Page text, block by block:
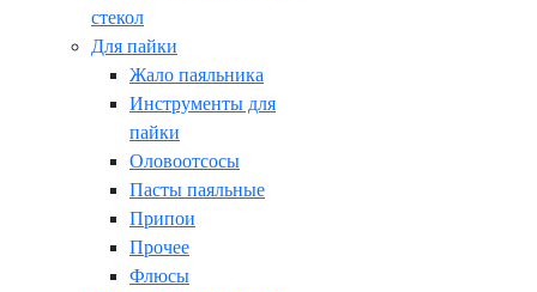
стекол
Для пайки
Жало паяльника
Инструменты для
пайки
Оловоотсосы
Пасты паяльные
Припои
Прочее
Флюсы